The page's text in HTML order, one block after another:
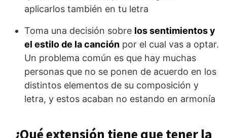
aplicarlos también en tu letra
Toma una decisión sobre los sentimientos y
el estilo de la canción por el cual vas a optar.
Un problema común es que hay muchas
personas que no se ponen de acuerdo en los
distintos elementos de su composición y
letra, y estos acaban no estando en armonía
¿Qué extensión tiene que tener la